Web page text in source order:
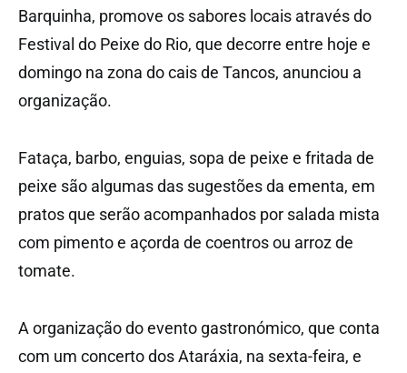
Barquinha, promove os sabores locais através do
Festival do Peixe do Rio, que decorre entre hoje e
domingo na zona do cais de Tancos, anunciou a
organização.
Fataça, barbo, enguias, sopa de peixe e fritada de
peixe são algumas das sugestões da ementa, em
pratos que serão acompanhados por salada mista
com pimento e açorda de coentros ou arroz de
tomate.
A organização do evento gastronómico, que conta
com um concerto dos Ataráxia, na sexta-feira, e